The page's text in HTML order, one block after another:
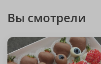
Вы смотрели